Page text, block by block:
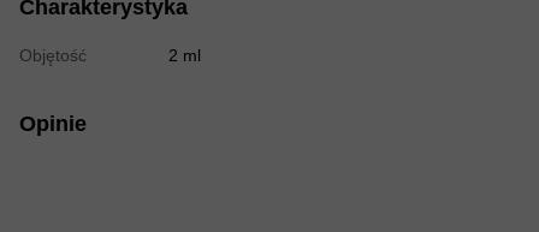
Charakterystyka
Objętość 2 ml
Opinie